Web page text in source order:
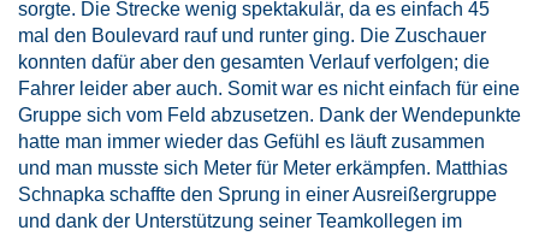
sorgte. Die Strecke wenig spektakulär, da es einfach 45
mal den Boulevard rauf und runter ging. Die Zuschauer
konnten dafür aber den gesamten Verlauf verfolgen; die
Fahrer leider aber auch. Somit war es nicht einfach für eine
Gruppe sich vom Feld abzusetzen. Dank der Wendepunkte
hatte man immer wieder das Gefühl es läuft zusammen
und man musste sich Meter für Meter erkämpfen. Matthias
Schnapka schaffte den Sprung in einer Ausreißergruppe
und dank der Unterstützung seiner Teamkollegen im